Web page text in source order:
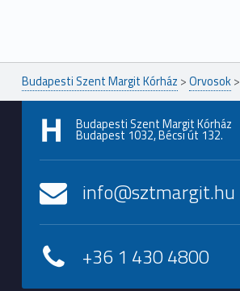
Budapesti Szent Margit Kórház >Orvosok>
Budapesti Szent Margit Kórház
Budapest 1032, Bécsi út 132.
info@sztmargit.hu
+36 1 430 4800